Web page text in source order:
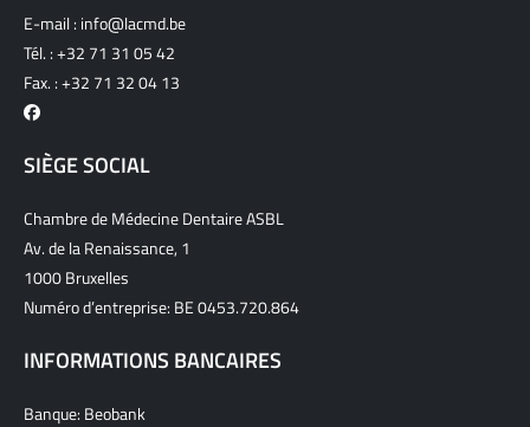
E-mail : info@lacmd.be
Tél. :+32 71 31 05 42
Fax. : +32 71 32 04 13
SIÈGE SOCIAL
Chambre de Médecine Dentaire ASBL
Av. de la Renaissance, 1
1000 Bruxelles
Numéro d’entreprise: BE 0453.720.864
INFORMATIONS BANCAIRES
Banque: Beobank